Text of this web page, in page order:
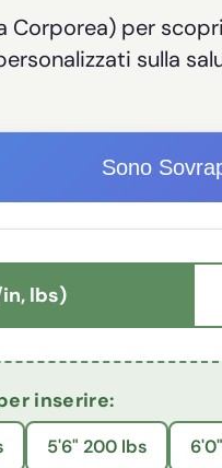
Corporea) per
sulla
Sono
lbs)
inserire:
5'6" 200 lbs